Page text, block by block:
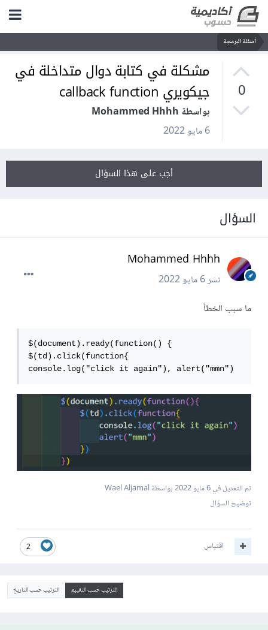
أسئلة البرمجة
0
مشكلة في كتابة دوال متداخلة في
جيكويري callback function
بواسطة Mohammed Hhhh
6 مايو 2022
أجب على هذا السؤال
السؤال
Mohammed Hhhh
نشر6 مايو 2022
ما سبب الخطأ
$(document).ready(function() {
$(td).click(function{
console.log("click it again"), alert("mmn")
تم التعديل في6 مايو 2022
بواسطة Wael Aljamal
توضيح السؤال
2 اقتباس
الترتيب حسب التقييم الترتيب حسب التاريخ